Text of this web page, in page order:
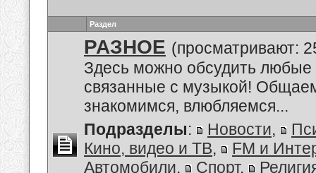
Раздел
РАЗНОЕ (просматривают:
Здесь можно обсудить
связанные с музыкой!
знакомимся, влюбляемся...
Подразделы: Новости,
Кино, видео и ТВ,
FM и
Автомобили, Спорт,